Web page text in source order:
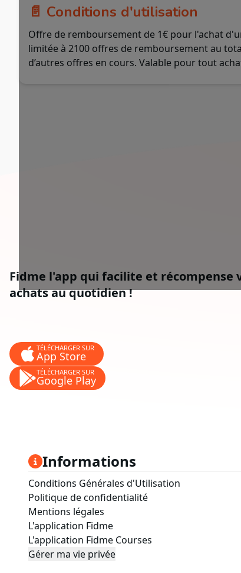
📄 Conditions d'utilisation
Offre de remboursement de 1€ pour l'achat
limitée à 2100 offres de remboursement au
d’autres offres en cours. Valable pour tout
Fidme l'app qui facilite et récompense
achats au quotidien !
TÉLÉCHARGER SUR
App Store
TÉLÉCHARGER SUR
Google Play
Informations
Conditions Générales d'Utilisation
Politique de confidentialité
Mentions légales
L'application Fidme
L'application Fidme Courses
Gérer ma vie privée